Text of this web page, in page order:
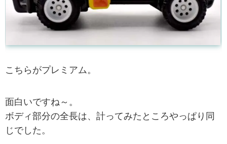
こちらがプレミアム。
面白いですね～。
ボディ部分の全長は、計ってみたところやっぱり同
じでした。